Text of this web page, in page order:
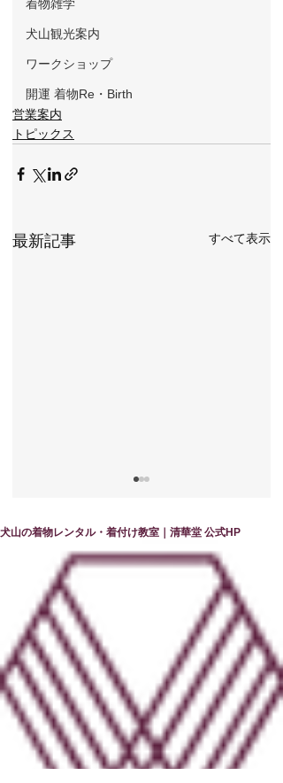
着物雑学
犬山観光案内
ワークショップ
開運 着物Re・Birth
営業案内
トピックス
最新記事 すべて表示
他装コースで学ぶ 誰
かの笑顔を創造する仕
事の魅力
の
犬山の着物レンタル・着付け教室｜清華堂 公式HP